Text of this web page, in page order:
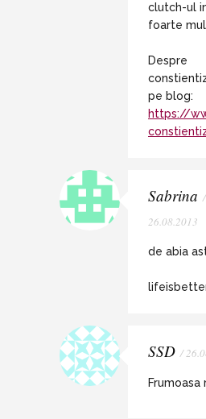
clutch-ul
foarte
Despre
pe blog:
https://
Sabrina /
26.08.2013
de abia
SSD /
Frumoasa